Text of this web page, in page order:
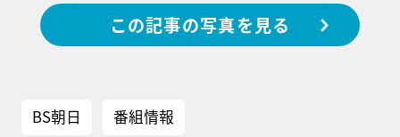
この記事の写真を見る
BS朝日 番組情報